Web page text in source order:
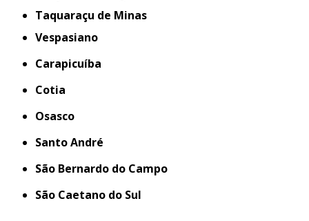
Taquaraçu de Minas
Vespasiano
Carapicuíba
Cotia
Osasco
Santo André
São Bernardo do Campo
São Caetano do Sul